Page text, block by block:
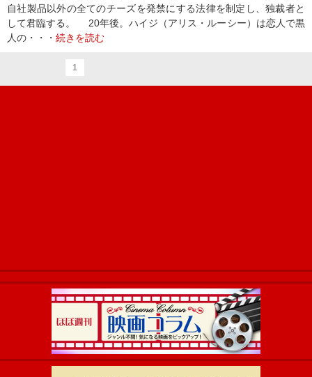
自社製品以外の全てのチーズを発禁にする法律を制定し、独裁者と
して君臨する。 20年後。ハイジ（アリス・ルーシー）は恋人で黒
人の・・・ 続きを読む
1